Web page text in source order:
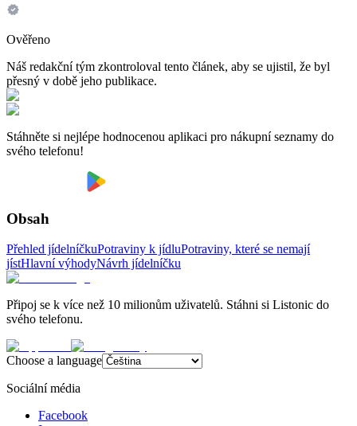
Ověřeno
Náš redakční tým zkontroloval tento článek, aby se ujistil, že byl
přesný v době jeho publikace.
Stáhněte si nejlépe hodnocenou aplikaci pro nákupní seznamy do
svého telefonu!
Obsah
Přehled jídelníčkuPotraviny k jídluPotraviny, které se nemají
jístHlavní výhodyNávrh jídelníčku
Připoj se k více než 10 milionům uživatelů. Stáhni si Listonic do
svého telefonu.
Choose a language
Sociální média
Facebook